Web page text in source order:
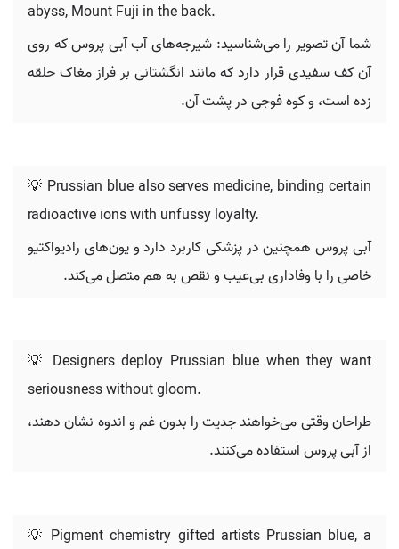
abyss, Mount Fuji in the back.
شما آن تصویر را می‌شناسید: شیرجه‌های آب آبی پروس که روی
آن کف سفیدی قرار دارد که مانند انگشتانی بر فراز مغاک حلقه
زده است، و کوه فوجی در پشت آن.
💡 Prussian blue also serves medicine, binding certain
radioactive ions with unfussy loyalty.
آبی پروس همچنین در پزشکی کاربرد دارد و یون‌های رادیواکتیو
خاصی را با وفاداری بی‌عیب و نقص به هم متصل می‌کند.
💡 Designers deploy Prussian blue when they want
seriousness without gloom.
طراحان وقتی می‌خواهند جدیت را بدون غم و اندوه نشان دهند،
از آبی پروس استفاده می‌کنند.
💡 Pigment chemistry gifted artists Prussian blue, a